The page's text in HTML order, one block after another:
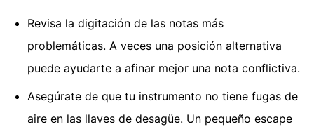
Revisa la digitación de las notas más
problemáticas. A veces una posición alternativa
puede ayudarte a afinar mejor una nota conflictiva.
Asegúrate de que tu instrumento no tiene fugas de
aire en las llaves de desagüe. Un pequeño escape